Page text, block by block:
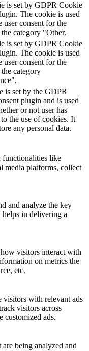
is set by GDPR Cookie
The cookie is used
user consent for the
category "Other.
is set by GDPR Cookie
The cookie is used
user consent for the
category
is set by the GDPR
plugin and is used
or not user has
the use of cookies. It
any personal data.
functionalities like
media platforms, collect
and analyze the key
in delivering a
visitors interact with
on metrics the
etc.
visitors with relevant ads
visitors across
customized ads.
being analyzed and